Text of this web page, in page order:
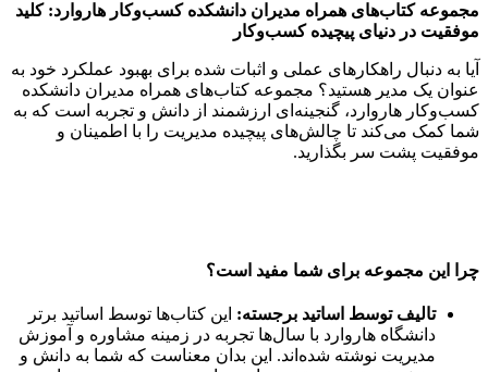
مجموعه کتاب‌های همراه مدیران دانشکده کسب‌وکار هاروارد: کلید
موفقیت در دنیای پیچیده کسب‌وکار
آیا به دنبال راهکارهای عملی و اثبات شده برای بهبود عملکرد خود به
عنوان یک مدیر هستید؟ مجموعه کتاب‌های همراه مدیران دانشکده
کسب‌وکار هاروارد، گنجینه‌ای ارزشمند از دانش و تجربه است که به
شما کمک می‌کند تا چالش‌های پیچیده مدیریت را با اطمینان و
موفقیت پشت سر بگذارید.
چرا این مجموعه برای شما مفید است؟
تالیف توسط اساتید برجسته: این کتاب‌ها توسط اساتید برتر
دانشگاه هاروارد با سال‌ها تجربه در زمینه مشاوره و آموزش
مدیریت نوشته شده‌اند. این بدان معناست که شما به دانش و